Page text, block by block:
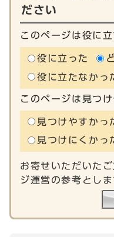
ださい
このページは役に
役に立った
役に立たなかっ
このページは見つ
見つけやすかっ
見つけにくかっ
お寄せいただいた
ジ運営の参考としま